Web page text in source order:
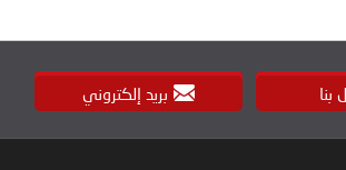
بنا بريد إلكتروني